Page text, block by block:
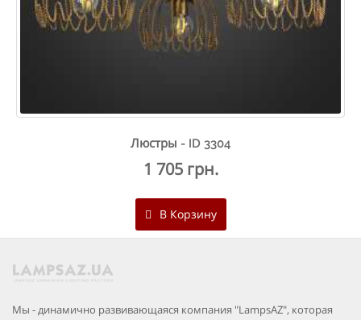
Люстры - ID 3304
1 705 грн.
В Корзину
Мы - динамично развивающаяся компания "LampsAZ", которая